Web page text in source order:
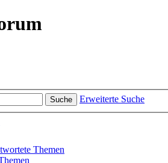
Suche Erweiterte Suche
Themen